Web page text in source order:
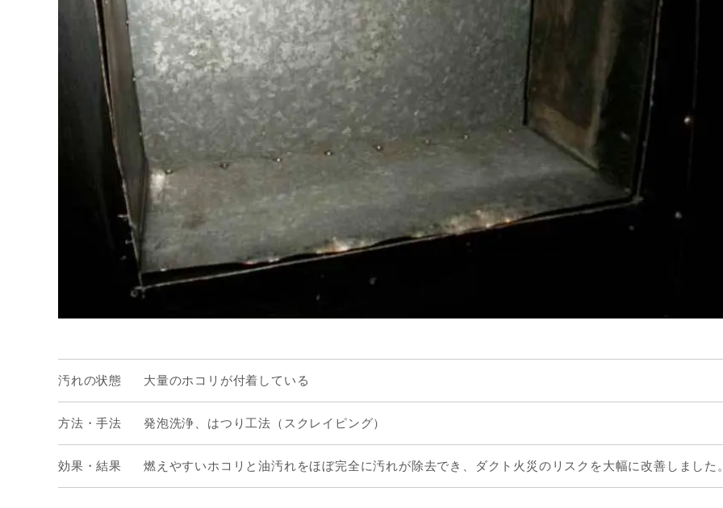
汚れの状態 大量のホコリが付着している
方法・手法 発泡洗浄、はつり工法（スクレイピング）
効果・結果 燃えやすいホコリと油汚れをほぼ完全に汚れが除去でき、ダクト火災のリスクを大幅に改善しました